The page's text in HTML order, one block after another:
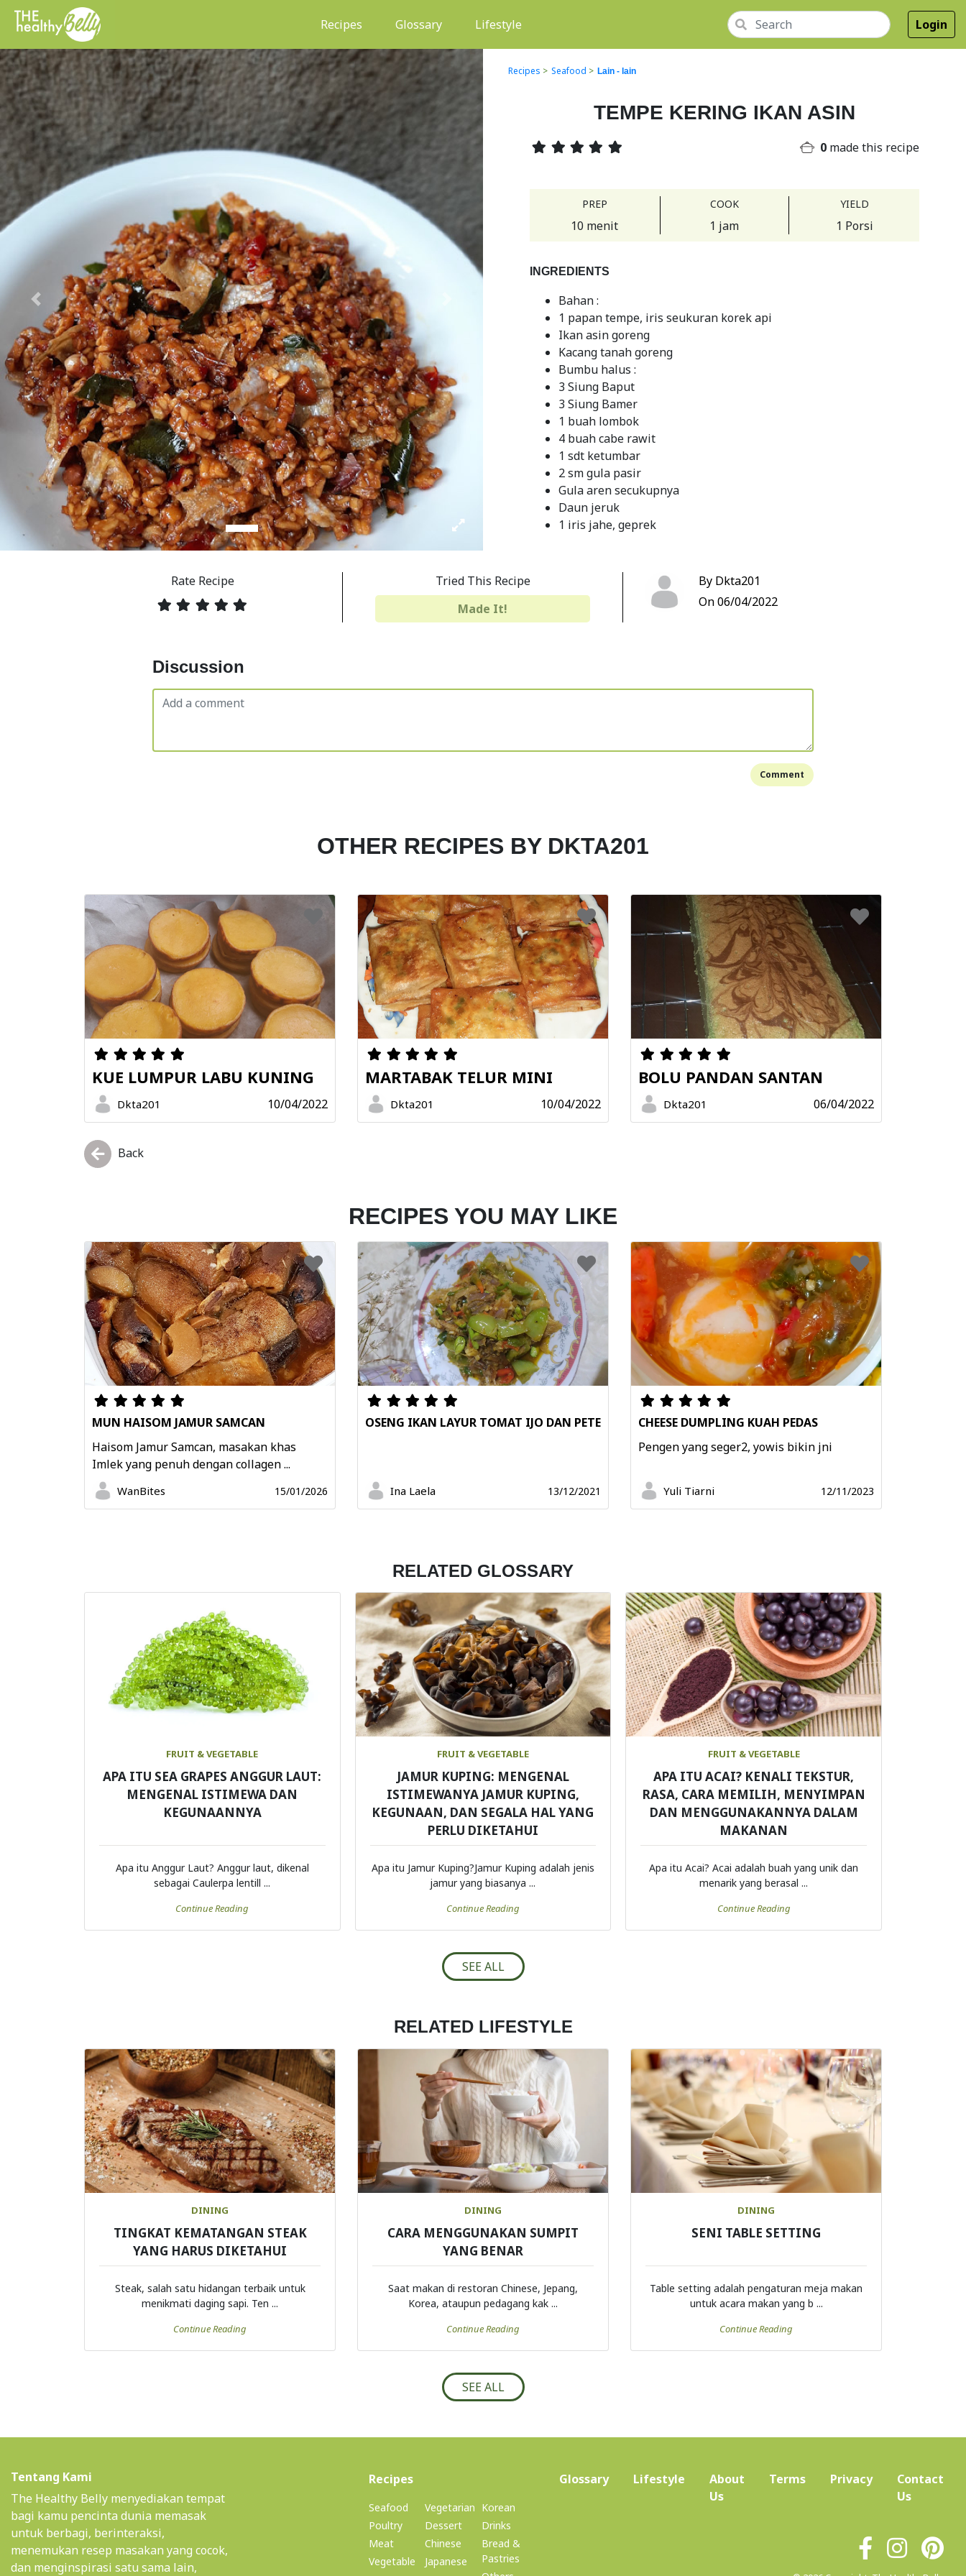
Recipes (current)Glossary Lifestyle Login
Previous
Recipes > Seafood > Lain - lain
TEMPE KERING IKAN ASIN
0 made this recipe
PREP
10 menit
COOK
1 jam
YIELD
1 Porsi
INGREDIENTS
Bahan :
1 papan tempe, iris seukuran korek api
Ikan asin goreng
Kacang tanah goreng
Bumbu halus :
3 Siung Baput
3 Siung Bamer
1 buah lombok
4 buah cabe rawit
1 sdt ketumbar
2 sm gula pasir
Gula aren secukupnya
Daun jeruk
1 iris jahe, geprek
Cara membuat :
Rate Recipe
Tried This Recipe
Made It!
By Dkta201
On 06/04/2022
Discussion
Comment
OTHER RECIPES BY DKTA201
KUE LUMPUR LABU KUNING
Dkta201 10/04/2022
MARTABAK TELUR MINI
Dkta201 10/04/2022
BOLU PANDAN SANTAN
Dkta201 06/04/2022
Back
RECIPES YOU MAY LIKE
MUN HAISOM JAMUR SAMCAN
Haisom Jamur Samcan, masakan khas
Imlek yang penuh dengan collagen ...
WanBites 15/01/2026
OSENG IKAN LAYUR TOMAT IJO DAN PETE
Ina Laela 13/12/2021
CHEESE DUMPLING KUAH PEDAS
Pengen yang seger2, yowis bikin jni
Yuli Tiarni 12/11/2023
RELATED GLOSSARY
FRUIT & VEGETABLE
APA ITU SEA GRAPES ANGGUR LAUT:
MENGENAL ISTIMEWA DAN
KEGUNAANNYA
Apa itu Anggur Laut? Anggur laut, dikenal
sebagai Caulerpa lentill ...
Continue Reading
FRUIT & VEGETABLE
JAMUR KUPING: MENGENAL
ISTIMEWANYA JAMUR KUPING,
KEGUNAAN, DAN SEGALA HAL YANG
PERLU DIKETAHUI
Apa itu Jamur Kuping?Jamur Kuping adalah jenis
jamur yang biasanya ...
Continue Reading
FRUIT & VEGETABLE
APA ITU ACAI? KENALI TEKSTUR,
RASA, CARA MEMILIH, MENYIMPAN
DAN MENGGUNAKANNYA DALAM
MAKANAN
Apa itu Acai? Acai adalah buah yang unik dan
menarik yang berasal ...
Continue Reading
SEE ALL
RELATED LIFESTYLE
DINING
TINGKAT KEMATANGAN STEAK
YANG HARUS DIKETAHUI
Steak, salah satu hidangan terbaik untuk
menikmati daging sapi. Ten ...
Continue Reading
DINING
CARA MENGGUNAKAN SUMPIT
YANG BENAR
Saat makan di restoran Chinese, Jepang,
Korea, ataupun pedagang kak ...
Continue Reading
DINING
SENI TABLE SETTING
Table setting adalah pengaturan meja makan
untuk acara makan yang b ...
Continue Reading
SEE ALL
Tentang Kami
The Healthy Belly menyediakan tempat
bagi kamu pencinta dunia memasak
untuk berbagi, berinteraksi,
menemukan resep masakan yang cocok,
dan menginspirasi satu sama lain,
Recipes(current)
Seafood
Poultry
Meat
Vegetable
Vegetarian
Dessert
Chinese
Japanese
Korean
Drinks
Bread &
Pastries
Glossary Lifestyle
About
Us(current)
Terms Privacy
Contact
Us